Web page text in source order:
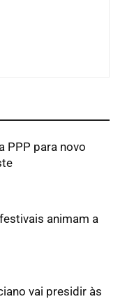
PPP para novo
animam a
vai presidir às